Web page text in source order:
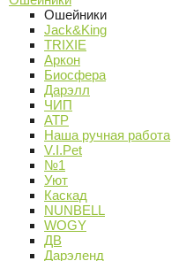
Ошейники
Jack&King
TRIXIE
Аркон
Биосфера
Дарэлл
ЧИП
АТР
Наша ручная работа
V.I.Pet
№1
Уют
Каскад
NUNBELL
WOGY
ДВ
Дарэленд